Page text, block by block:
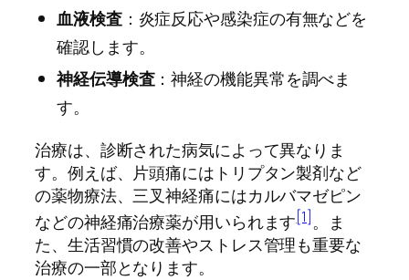
血液検査：炎症反応や感染症の有無などを
確認します。
神経伝導検査：神経の機能異常を調べま
す。
治療は、診断された病気によって異なりま
す。例えば、片頭痛にはトリプタン製剤など
の薬物療法、三叉神経痛にはカルバマゼピン
などの神経痛治療薬が用いられます[1]。ま
た、生活習慣の改善やストレス管理も重要な
治療の一部となります。